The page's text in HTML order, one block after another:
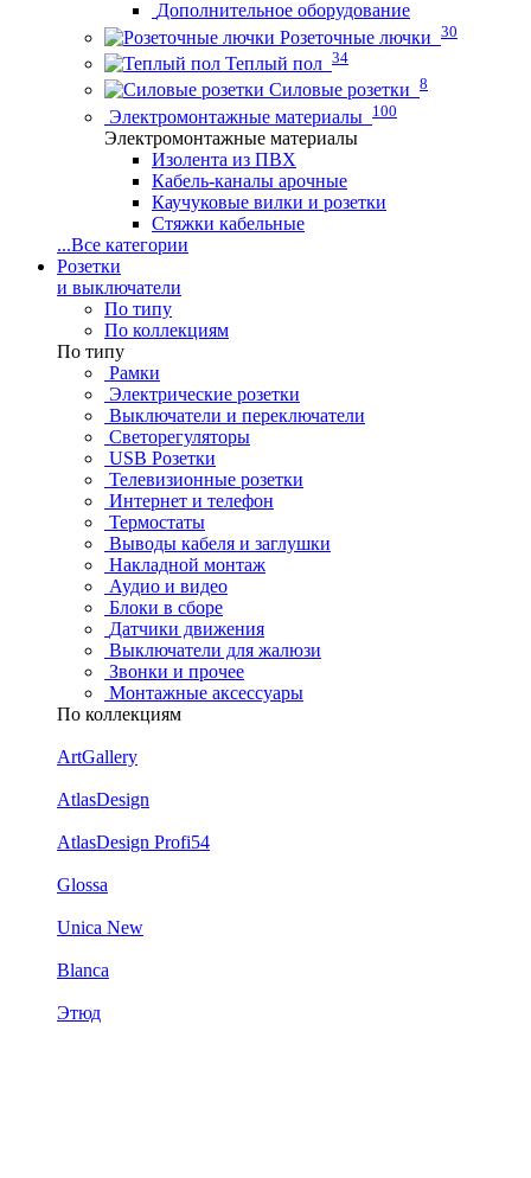
Дополнительное оборудование
Розеточные лючки 30
Теплый пол 34
Силовые розетки 8
Электромонтажные материалы 100
Электромонтажные материалы
Изолента из ПВХ
Кабель-каналы арочные
Каучуковые вилки и розетки
Стяжки кабельные
...Все категории
Розетки
и выключатели
По типу
По коллекциям
По типу
Рамки
Электрические розетки
Выключатели и переключатели
Светорегуляторы
USB Розетки
Телевизионные розетки
Интернет и телефон
Термостаты
Выводы кабеля и заглушки
Накладной монтаж
Аудио и видео
Блоки в сборе
Датчики движения
Выключатели для жалюзи
Звонки и прочее
Монтажные аксессуары
По коллекциям
ArtGallery
AtlasDesign
AtlasDesign Profi54
Glossa
Unica New
Blanca
Этюд